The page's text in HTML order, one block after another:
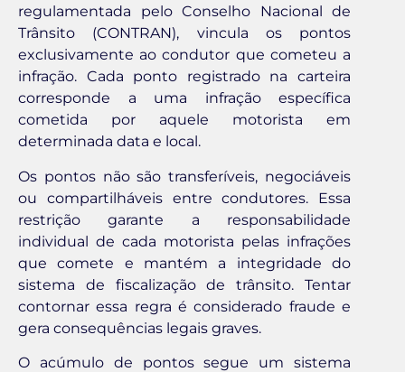
regulamentada pelo Conselho Nacional de
Trânsito (CONTRAN), vincula os pontos
exclusivamente ao condutor que cometeu a
infração. Cada ponto registrado na carteira
corresponde a uma infração específica
cometida por aquele motorista em
determinada data e local.
Os pontos não são transferíveis, negociáveis
ou compartilháveis entre condutores. Essa
restrição garante a responsabilidade
individual de cada motorista pelas infrações
que comete e mantém a integridade do
sistema de fiscalização de trânsito. Tentar
contornar essa regra é considerado fraude e
gera consequências legais graves.
O acúmulo de pontos segue um sistema